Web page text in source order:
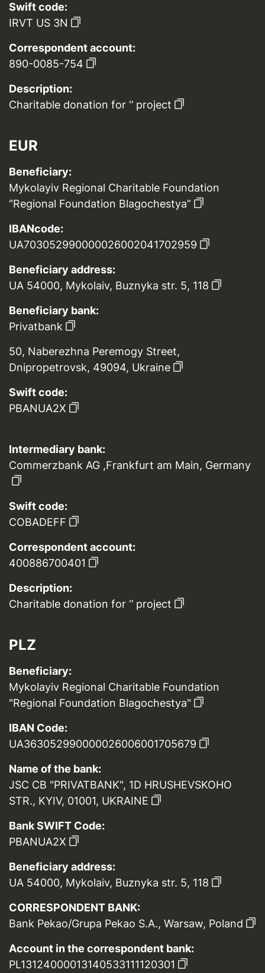
Swift code:
IRVT US 3N
Correspondent account:
890-0085-754
Description:
Charitable donation for ‘’ project
EUR
Beneficiary:
Mykolayiv Regional Charitable Foundation
“Regional Foundation Blagochestya”
IBANcode:
UA703052990000026002041702959
Beneficiary address:
UA 54000, Mykolaiv, Buznyka str. 5, 118
Beneficiary bank:
Privatbank
50, Naberezhna Peremogy Street,
Dnipropetrovsk, 49094, Ukraine
Swift code:
PBANUA2X
Intermediary bank:
Commerzbank AG ,Frankfurt am Main, Germany
Swift code:
COBADEFF
Correspondent account:
400886700401
Description:
Charitable donation for ‘’ project
PLZ
Beneficiary:
Mykolayiv Regional Charitable Foundation
"Regional Foundation Blagochestya"
IBAN Code:
UA363052990000026006001705679
Name of the bank:
JSC CB "PRIVATBANK", 1D HRUSHEVSKOHO
STR., KYIV, 01001, UKRAINE
Bank SWIFT Code:
PBANUA2X
Beneficiary address:
UA 54000, Mykolaiv, Buznyka str. 5, 118
CORRESPONDENT BANK:
Bank Pekao/Grupa Pekao S.A., Warsaw, Poland
Account in the correspondent bank:
PL13124000013140533111120301